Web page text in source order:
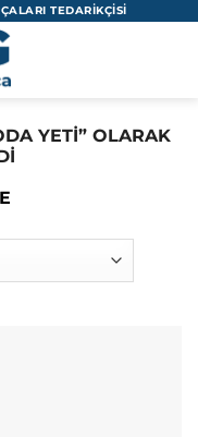
TEDARİKÇİSİ
YETI” OLARAK